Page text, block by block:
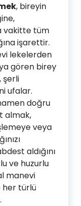
, bireyin
vakitte tüm
işarettir.
lekelerden
gören birey
şerli
ufalar.
doğru
almak,
veya
aldığını
ve huzurlu
manevi
her türlü